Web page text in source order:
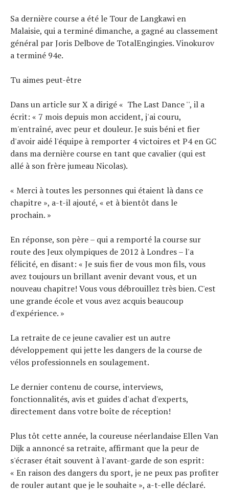
Sa dernière course a été le Tour de Langkawi en
Malaisie, qui a terminé dimanche, a gagné au classement
général par Joris Delbove de TotalEngingies. Vinokurov
a terminé 94e.
Tu aimes peut-être
Dans un article sur X a dirigé « The Last Dance '', il a
écrit: « 7 mois depuis mon accident, j'ai couru,
m'entraîné, avec peur et douleur. Je suis béni et fier
d'avoir aidé l'équipe à remporter 4 victoires et P4 en GC
dans ma dernière course en tant que cavalier (qui est
allé à son frère jumeau Nicolas).
« Merci à toutes les personnes qui étaient là dans ce
chapitre », a-t-il ajouté, « et à bientôt dans le
prochain. »
En réponse, son père – qui a remporté la course sur
route des Jeux olympiques de 2012 à Londres – l'a
félicité, en disant: « Je suis fier de vous mon fils, vous
avez toujours un brillant avenir devant vous, et un
nouveau chapitre! Vous vous débrouillez très bien. C'est
une grande école et vous avez acquis beaucoup
d'expérience. »
La retraite de ce jeune cavalier est un autre
développement qui jette les dangers de la course de
vélos professionnels en soulagement.
Le dernier contenu de course, interviews,
fonctionnalités, avis et guides d'achat d'experts,
directement dans votre boîte de réception!
Plus tôt cette année, la coureuse néerlandaise Ellen Van
Dijk a annoncé sa retraite, affirmant que la peur de
s'écraser était souvent à l'avant-garde de son esprit:
« En raison des dangers du sport, je ne peux pas profiter
de rouler autant que je le souhaite », a-t-elle déclaré.